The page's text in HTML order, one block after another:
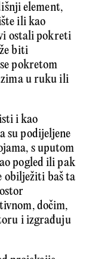
element,
ili kao
ostali pokreti
biti
pokretom
u ruku ili
i kao
su podijeljene
s uputom
pogled ili pak
obilježiti baš ta
dočim,
i izgrađuju